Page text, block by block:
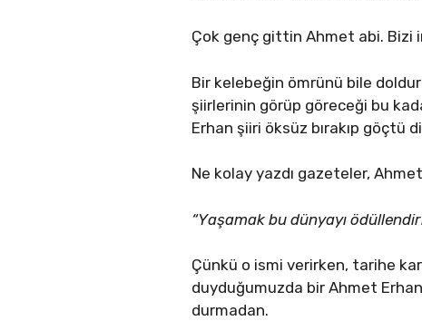
Çok genç gittin Ahmet abi. Bizi
Bir kelebeğin ömrünü bile
şiirlerinin görüp göreceği bu
Erhan şiiri öksüz bırakıp göçtü
Ne kolay yazdı gazeteler,
“Yaşamak bu dünyayı
Çünkü o ismi verirken, tarihe
duyduğumuzda bir Ahmet Erhan
durmadan.